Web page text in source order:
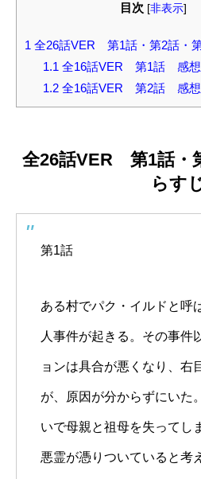
目次 [非表示]
1 全26話VER 第1話・第2話・
1.1 全16話VER 第1話 感想
1.2全16話VER 第2話 感想
全26話VER 第1話・
らす
第1話
ある村でパク・イルドと呼
人事件が起きる。その事件
ョンは具合が悪くなり、右
が、原因が分からずにいた
いで母親と祖母を失ってし
悪霊が憑りついていると考